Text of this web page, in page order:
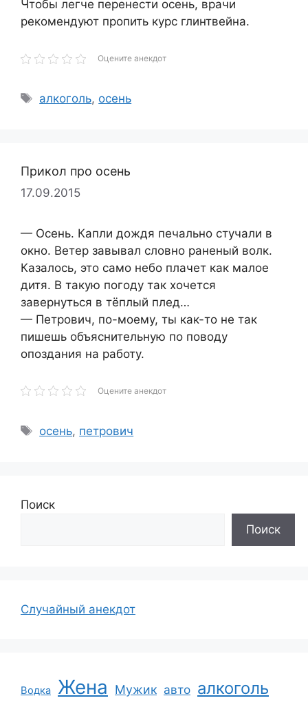
Чтобы легче перенести осень, врачи
рекомендуют пропить курс глинтвейна.
Оцените анекдот
Метки
алкоголь, осень
Прикол про осень
17.09.2015
— Осень. Капли дождя печально стучали в
окно. Ветер завывал словно раненый волк.
Казалось, это само небо плачет как малое
дитя. В такую погоду так хочется
завернуться в тёплый плед…
— Петрович, по-моему, ты как-то не так
пишешь объяснительную по поводу
опоздания на работу.
Оцените анекдот
Метки
осень, петрович
Поиск
Поиск
Случайный анекдот
Водка Жена Мужик авто алкоголь